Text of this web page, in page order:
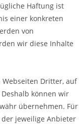
Haftung ist
einer konkreten
von
wir diese Inhalte
Dritter, auf
können wir
übernehmen. Für
jeweilige Anbieter